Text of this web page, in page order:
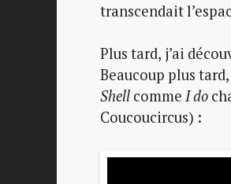
transcendait
Plus tard, j’ai
Beaucoup plus
Shell comme I do
Coucoucircus) :